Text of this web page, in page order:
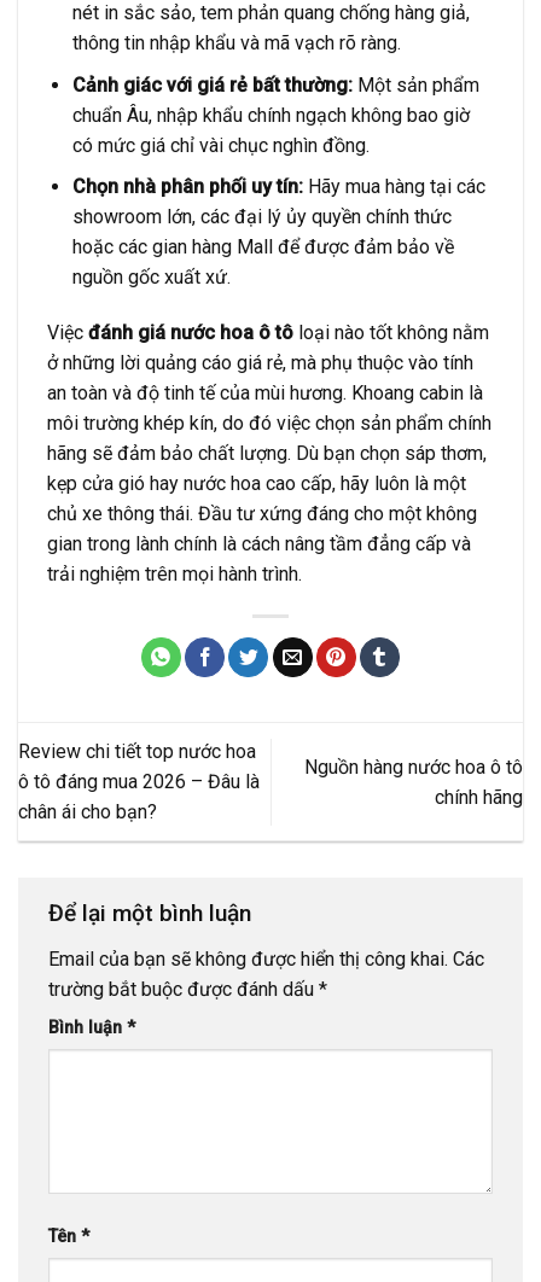
nét in sắc sảo, tem phản quang chống hàng giả,
thông tin nhập khẩu và mã vạch rõ ràng.
Cảnh giác với giá rẻ bất thường:Một sản phẩm
chuẩn Âu, nhập khẩu chính ngạch không bao giờ
có mức giá chỉ vài chục nghìn đồng.
Chọn nhà phân phối uy tín:Hãy mua hàng tại các
showroom lớn, các đại lý ủy quyền chính thức
hoặc các gian hàng Mall để được đảm bảo về
nguồn gốc xuất xứ.
Việc đánh giá nước hoa ô tô loại nào tốt không nằm
ở những lời quảng cáo giá rẻ, mà phụ thuộc vào tính
an toàn và độ tinh tế của mùi hương. Khoang cabin là
môi trường khép kín, do đó việc chọn sản phẩm chính
hãng sẽ đảm bảo chất lượng. Dù bạn chọn sáp thơm,
kẹp cửa gió hay nước hoa cao cấp, hãy luôn là một
chủ xe thông thái. Đầu tư xứng đáng cho một không
gian trong lành chính là cách nâng tầm đẳng cấp và
trải nghiệm trên mọi hành trình.
Review chi tiết top nước hoa
ô tô đáng mua 2026 – Đâu là
chân ái cho bạn?
Nguồn hàng nước hoa ô tô
chính hãng
Để lại một bình luận
Email của bạn sẽ không được hiển thị công khai. Các
trường bắt buộc được đánh dấu *
Bình luận *
Tên *